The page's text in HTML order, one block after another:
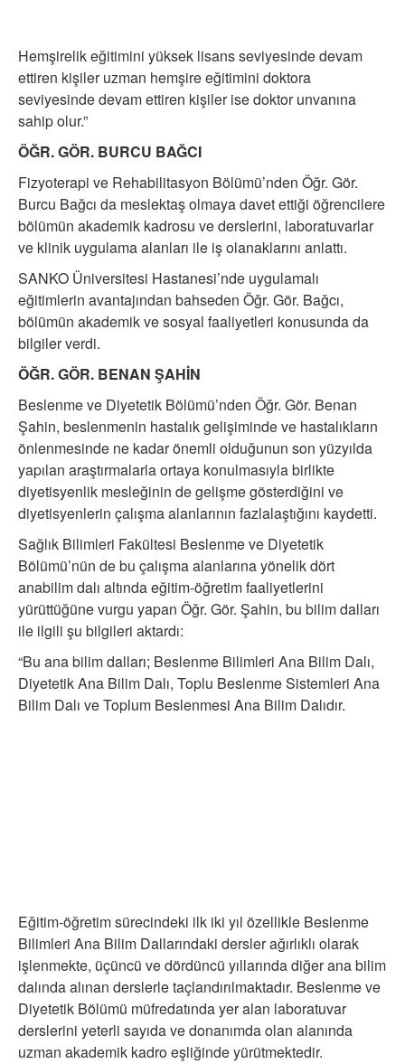
Hemşirelik eğitimini yüksek lisans seviyesinde devam
ettiren kişiler uzman hemşire eğitimini doktora
seviyesinde devam ettiren kişiler ise doktor unvanına
sahip olur.”
ÖĞR. GÖR. BURCU BAĞCI
Fizyoterapi ve Rehabilitasyon Bölümü’nden Öğr. Gör.
Burcu Bağcı da meslektaş olmaya davet ettiği öğrencilere
bölümün akademik kadrosu ve derslerini, laboratuvarlar
ve klinik uygulama alanları ile iş olanaklarını anlattı.
SANKO Üniversitesi Hastanesi’nde uygulamalı
eğitimlerin avantajından bahseden Öğr. Gör. Bağcı,
bölümün akademik ve sosyal faaliyetleri konusunda da
bilgiler verdi.
ÖĞR. GÖR. BENAN ŞAHİN
Beslenme ve Diyetetik Bölümü’nden Öğr. Gör. Benan
Şahin, beslenmenin hastalık gelişiminde ve hastalıkların
önlenmesinde ne kadar önemli olduğunun son yüzyılda
yapılan araştırmalarla ortaya konulmasıyla birlikte
diyetisyenlik mesleğinin de gelişme gösterdiğini ve
diyetisyenlerin çalışma alanlarının fazlalaştığını kaydetti.
Sağlık Bilimleri Fakültesi Beslenme ve Diyetetik
Bölümü’nün de bu çalışma alanlarına yönelik dört
anabilim dalı altında eğitim-öğretim faaliyetlerini
yürüttüğüne vurgu yapan Öğr. Gör. Şahin, bu bilim dalları
ile ilgili şu bilgileri aktardı:
“Bu ana bilim dalları; Beslenme Bilimleri Ana Bilim Dalı,
Diyetetik Ana Bilim Dalı, Toplu Beslenme Sistemleri Ana
Bilim Dalı ve Toplum Beslenmesi Ana Bilim Dalıdır.
Eğitim-öğretim sürecindeki ilk iki yıl özellikle Beslenme
Bilimleri Ana Bilim Dallarındaki dersler ağırlıklı olarak
işlenmekte, üçüncü ve dördüncü yıllarında diğer ana bilim
dalında alınan derslerle taçlandırılmaktadır. Beslenme ve
Diyetetik Bölümü müfredatında yer alan laboratuvar
derslerini yeterli sayıda ve donanımda olan alanında
uzman akademik kadro eşliğinde yürütmektedir.